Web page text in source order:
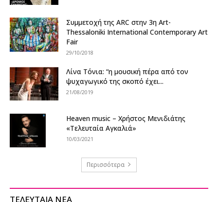
Συμμετοχή της ARC στην 3η Art-
Thessaloniki International Contemporary Art
Fair
29/10/2018
Λίνα Τόνια: “η μουσική πέρα από τον
ψυχαγωγικό της σκοπό έχει...
21/08/2019
Heaven music – Χρήστος Μενιδιάτης
«Τελευταία Αγκαλιά»
10/03/2021
Περισσότερα
ΤΕΛΕΥΤΑΙΑ ΝΕΑ